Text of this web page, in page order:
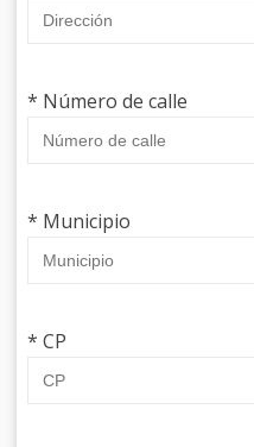
* Número de calle
* Municipio
* CP